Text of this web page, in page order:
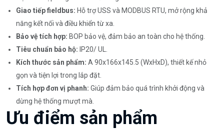
Giao tiếp fieldbus: Hỗ trợ USS và MODBUS RTU, mở rộng khả
năng kết nối và điều khiển từ xa.
Bảo vệ tích hợp: BOP bảo vệ, đảm bảo an toàn cho hệ thống.
Tiêu chuẩn bảo hộ: IP20/ UL.
Kích thước sản phẩm: A 90x166x145.5 (WxHxD), thiết kế nhỏ
gọn và tiện lợi trong lắp đặt.
Tích hợp đơn vị phanh: Giúp đảm bảo quá trình khởi động và
dừng hệ thống mượt mà.
Ưu điểm sản phẩm